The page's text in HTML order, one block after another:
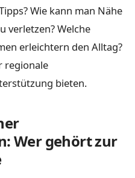
Wie kann man Nähe
verletzen? Welche
erleichtern den Alltag?
regionale
bieten.
Wer gehört zur